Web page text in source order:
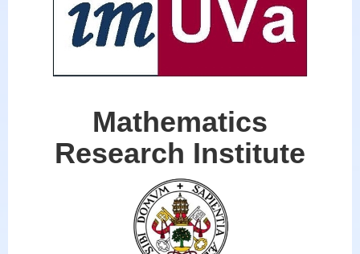
Mathematics
Research Institute